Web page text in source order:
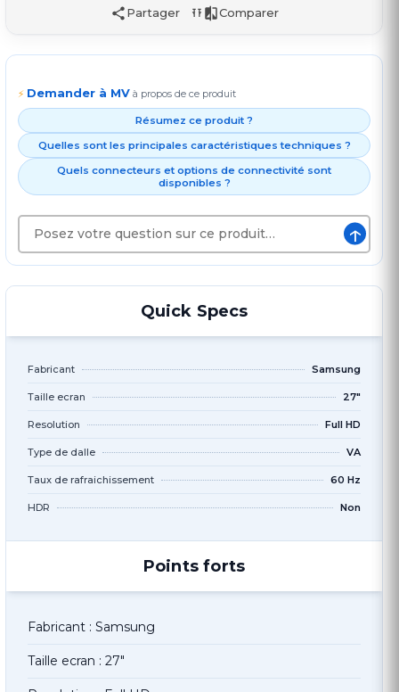
Partager Comparer
⚡ Demander à MV à propos de ce produit
Résumez ce produit ?
Quelles sont les principales caractéristiques techniques ?
Quels connecteurs et options de connectivité sont
disponibles ?
↑
Quick Specs
Fabricant Samsung
Taille ecran 27"
Resolution Full HD
Type de dalle VA
Taux de rafraichissement 60 Hz
HDR Non
Points forts
Fabricant : Samsung
Taille ecran : 27"